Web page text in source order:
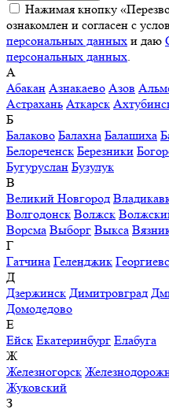
Нажимая кнопку
ознакомлен и согласен с
персональных данных и даю
персональных данных
А
Абакан Азнакаево Азов
Астрахань Аткарск
Б
Балаково Балахна Балашиха
Белореченск Березники
Бугуруслан Бузулук
В
Великий Новгород
Волгодонск Волжск
Ворсма Выборг Выкса
Г
Гатчина Геленджик
Д
Дзержинск Димитровград
Домодедово
Е
Ейск Екатеринбург Елабуга
Ж
Железногорск
Жуковский
З